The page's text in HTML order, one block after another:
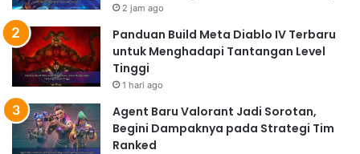
2 jam ago
Panduan Build Meta Diablo IV Terbaru
untuk Menghadapi Tantangan Level
Tinggi
1 hari ago
Agent Baru Valorant Jadi Sorotan,
Begini Dampaknya pada Strategi Tim
Ranked